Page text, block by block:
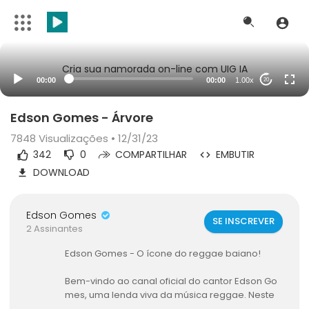
Cria sua namorada on-line com UIG IA
00:00 00:00 1.00x 20
Edson Gomes - Árvore
7848 Visualizações • 12/31/23
342 0 COMPARTILHAR
EMBUTIR
DOWNLOAD
Edson Gomes
2 Assinantes
SE INSCREVER
Edson Gomes - O ícone do reggae baiano!
Bem-vindo ao canal oficial do cantor Edson Go
mes, uma lenda viva da música reggae. Neste